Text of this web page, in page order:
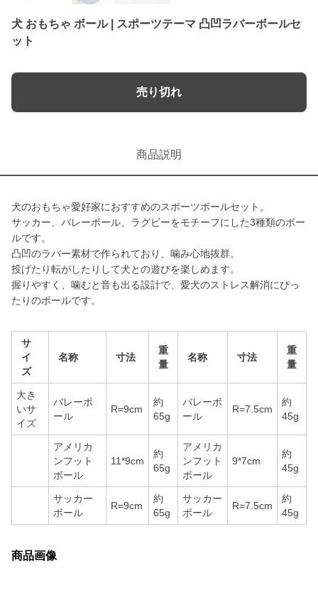
犬 おもちゃ ボール | スポーツテーマ 凸凹ラバーボールセ
ット
売り切れ
商品説明
犬のおもちゃ愛好家におすすめのスポーツボールセット。
サッカー、バレーボール、ラグビーをモチーフにした3種類のボー
ルです。
凸凹のラバー素材で作られており、噛み心地抜群。
投げたり転がしたりして犬との遊びを楽しめます。
握りやすく、噛むと音も出る設計で、愛犬のストレス解消にぴっ
たりのボールです。
サ
イ
ズ
名称 寸法
重
量
名称 寸法
重
量
大き
いサ
イズ
バレーボ
ール
R=9cm
約
65g
バレーボ
ール
R=7.5cm
約
45g
アメリカ
ンフット
ボール
11*9cm
約
65g
アメリカ
ンフット
ボール
9*7cm
約
45g
サッカー
ボール
R=9cm
約
65g
サッカー
ボール
R=7.5cm
約
45g
商品画像